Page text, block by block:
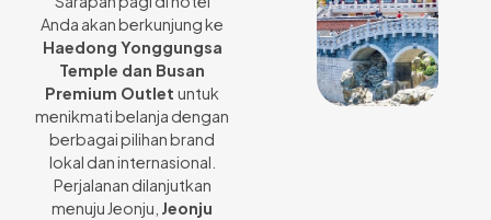
Anda akan berkunjung ke
Haedong Yonggungsa
Temple dan Busan
Premium Outletuntuk
menikmati belanja dengan
berbagai pilihan brand
lokal dan internasional.
Perjalanan dilanjutkan
menuju Jeonju, Jeonju